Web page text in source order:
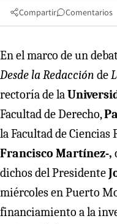
Compartir Comentarios
En el marco de un
Desde la Redacción de
rectoría de la
Facultad de Derecho,
la Facultad de
Francisco Martínez-,
dichos del Presidente
miércoles en Puerto
financiamiento a la